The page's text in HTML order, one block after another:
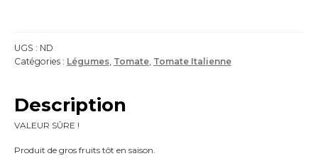
UGS : ND
Catégories : Légumes, Tomate, Tomate Italienne
Description
VALEUR SÛRE !
Produit de gros fruits tôt en saison.